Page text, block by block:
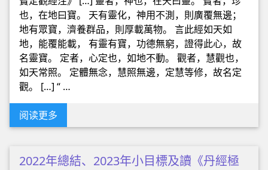
也，在地曰寶。 天有靈化，神用不測，則廣覆無邊；
地有眾寶，濟養群品，則厚載萬物。 言此經如天如
地，能覆能載， 有靈有寶，功德無窮，證得此心，故
名靈寶。 定者，心定也，如地不動。 觀者，慧觀也，
如天常照。 定體無念，慧照無邊，定慧等修，故名定
觀。 […] “ …
阅读更多
2022年總結、2023年小目標及讀《丹經極